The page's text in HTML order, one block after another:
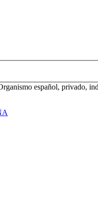
español, privado,